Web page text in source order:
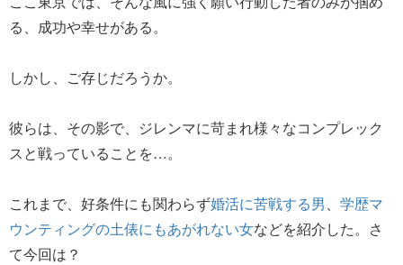
る、成功や幸せがある。
しかし、ご存じだろうか。
彼らは、その影で、ジレンマに苛まれ様々なコンプレック
スと戦っていることを…。
これまで、好条件にも関わらず婚活に苦戦する男
学歴マ
ウンティングの土俵にもあがれない女などを紹介した。さ
て今回は？